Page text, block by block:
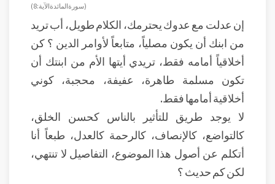
( سورة المائدة الآية: 8 )
إن عدلت مع عدوك يحترمك، الكلام طويل، أب تريد
من ابنك أن يكون مصلياً، متابعاً لأوامر الدين ؟ كن
أخلاقياً أمامه فقط، تريدي أيتها الأم من ابنتك أن
تكون مسلمة طاهرة، عفيفة، محجبة، كوني
أخلاقية أمامها فقط.
لا يوجد طريق للتأثير بالناس كحسن الخلق،
كالتواضع، كالإنصاف، كالرحمة كالعدل، طبعاً أنا
أتكلم عن أصول هذا الموضوع، التفاصيل لا تنتهي،
لكن كم حديث ؟